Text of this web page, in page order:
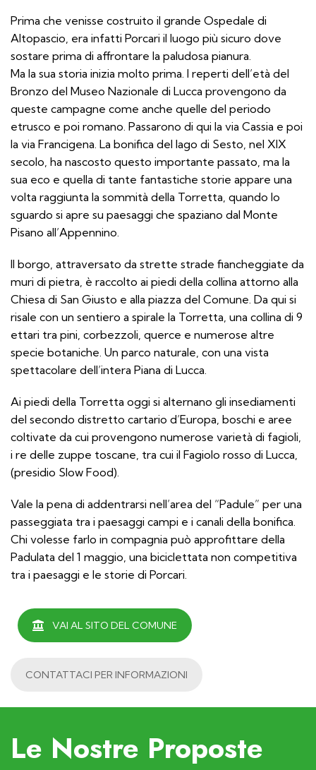
Prima che venisse costruito il grande Ospedale di
Altopascio, era infatti Porcari il luogo più sicuro dove
sostare prima di affrontare la paludosa pianura.
Ma la sua storia inizia molto prima. I reperti dell’età del
Bronzo del Museo Nazionale di Lucca provengono da
queste campagne come anche quelle del periodo
etrusco e poi romano. Passarono di qui la via Cassia e poi
la via Francigena. La bonifica del lago di Sesto, nel XIX
secolo, ha nascosto questo importante passato, ma la
sua eco e quella di tante fantastiche storie appare una
volta raggiunta la sommità della Torretta, quando lo
sguardo si apre su paesaggi che spaziano dal Monte
Pisano all’Appennino.
Il borgo, attraversato da strette strade fiancheggiate da
muri di pietra, è raccolto ai piedi della collina attorno alla
Chiesa di San Giusto e alla piazza del Comune. Da qui si
risale con un sentiero a spirale la Torretta, una collina di 9
ettari tra pini, corbezzoli, querce e numerose altre
specie botaniche. Un parco naturale, con una vista
spettacolare dell’intera Piana di Lucca.
Ai piedi della Torretta oggi si alternano gli insediamenti
del secondo distretto cartario d’Europa, boschi e aree
coltivate da cui provengono numerose varietà di fagioli,
i re delle zuppe toscane, tra cui il Fagiolo rosso di Lucca,
(presidio Slow Food).
Vale la pena di addentrarsi nell’area del “Padule” per una
passeggiata tra i paesaggi campi e i canali della bonifica.
Chi volesse farlo in compagnia può approfittare della
Padulata del 1 maggio, una biciclettata non competitiva
tra i paesaggi e le storie di Porcari.
VAI AL SITO DEL COMUNE
CONTATTACI PER INFORMAZIONI
Le Nostre Proposte